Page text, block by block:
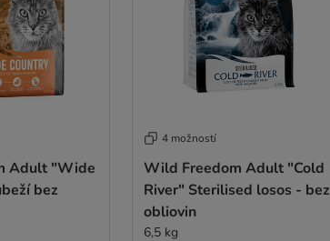
Adult "Wide
bez
4 možností
Wild Freedom Adult "Cold
River" Sterilised losos - bez
obliovin
6,5 kg